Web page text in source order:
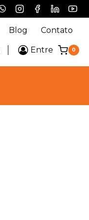
Blog Contato
Entre 0